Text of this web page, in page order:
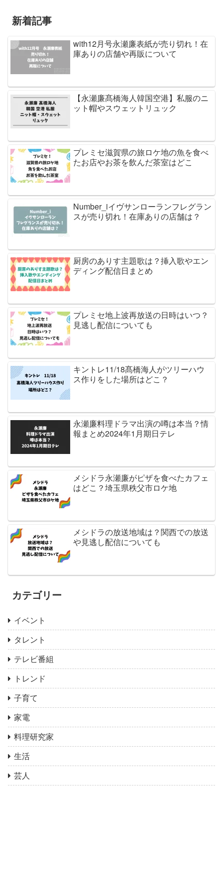
新着記事
with12月号永瀬廉表紙が売り切れ！在
庫ありの店舗や再販について
【永瀬廉髙橋海人韓国空港】私服のニ
ット帽やスウェットリュック
プレミセ滋賀県の旅ロケ地の魚を食べ
たお店やお茶を飲んだ茶室はどこ
Number_iイヴサンローランフレグラン
スが売り切れ！在庫ありの店舗は？
厨房のありす主題歌は？挿入歌やエン
ディング配信日まとめ
プレミセ地上波再放送の日時はいつ？
見逃し配信についても
キントレ11/18髙橋海人がツリーハウ
ス作りをした場所はどこ？
永瀬廉料理ドラマ出演の噂は本当？情
報まとめ2024年1月期日テレ
メシドラ永瀬廉がピザを食べたカフェ
はどこ？埼玉県秩父市ロケ地
メシドラの放送地域は？関西での放送
や見逃し配信についても
カテゴリー
イベント
タレント
テレビ番組
トレンド
子育て
家電
料理研究家
生活
芸人